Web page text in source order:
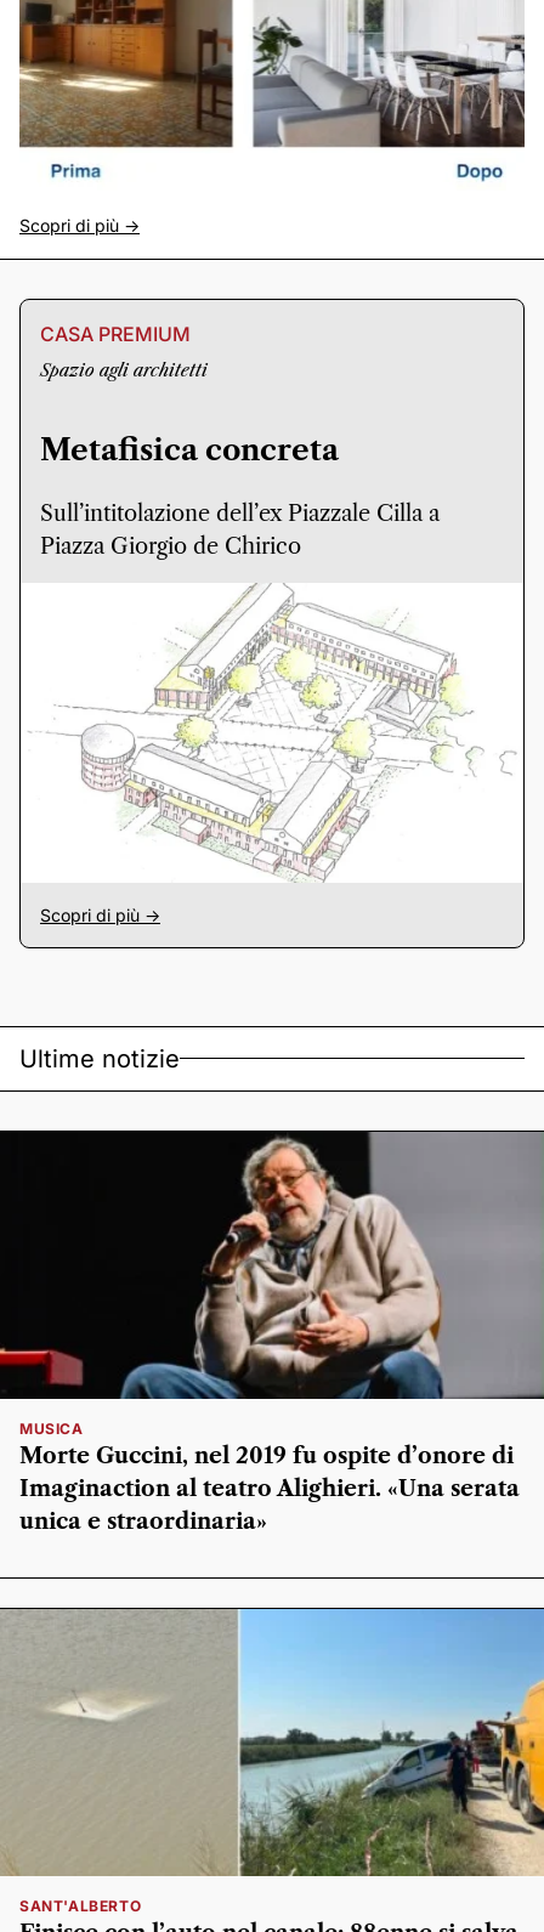
Scopri di più ->
CASA PREMIUM
Spazio agli architetti
Metafisica concreta
Sull’intitolazione dell’ex Piazzale Cilla a
Piazza Giorgio de Chirico
Scopri di più ->
Ultime notizie
MUSICA
Morte Guccini, nel 2019 fu ospite d’onore di
Imaginaction al teatro Alighieri. «Una serata
unica e straordinaria»
SANT'ALBERTO